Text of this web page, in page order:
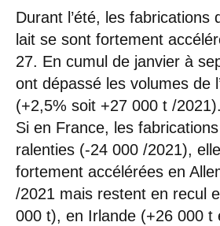
Durant l’été, les fabrications
lait se sont fortement
27. En cumul de janvier à
ont dépassé les volumes de
(+2,5% soit +27 000 t /2021).
Si en France, les
ralenties (-24 000 /2021),
fortement accélérées en
/2021 mais restent en recul
000 t), en Irlande (+26 000 t